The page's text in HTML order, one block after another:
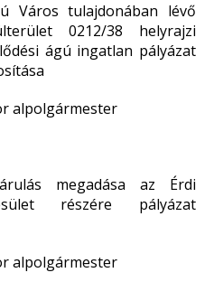
Város tulajdonában lévő
0212/38 helyrajzi
ágú ingatlan pályázat
megadása az Érdi
részére pályázat